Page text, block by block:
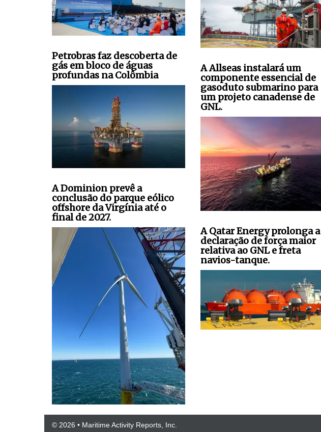
Petrobras faz descoberta de
gás em bloco de águas
profundas na Colômbia
A Dominion prevê a
conclusão do parque eólico
offshore da Virgínia até o
final de 2027.
A Allseas instalará um
componente essencial de
gasoduto submarino para
um projeto canadense de
GNL.
A Qatar Energy prolonga a
declaração de força maior
relativa ao GNL e freta
navios-tanque.
© 2026 • Maritime Activity Reports, Inc.